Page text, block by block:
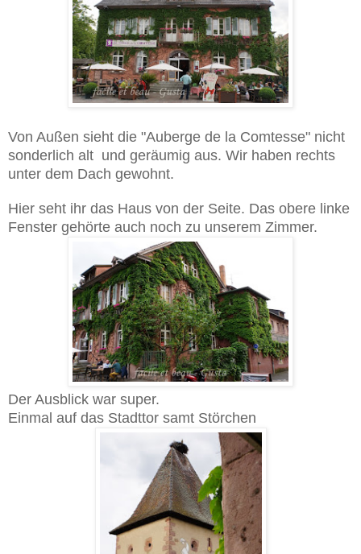
Von Außen sieht die "Auberge de la Comtesse" nicht
sonderlich alt und geräumig aus. Wir haben rechts
unter dem Dach gewohnt.
Hier seht ihr das Haus von der Seite. Das obere linke
Fenster gehörte auch noch zu unserem Zimmer.
Der Ausblick war super.
Einmal auf das Stadttor samt Störchen